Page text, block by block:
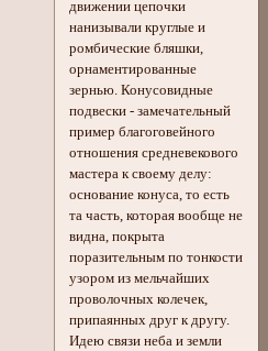
движении цепочки
нанизывали круглые и
ромбические бляшки,
орнаментированные
зернью. Конусовидные
подвески - замечательный
пример благоговейного
отношения средневекового
мастера к своему делу:
основание конуса, то есть
та часть, которая вообще не
видна, покрыта
поразительным по тонкости
узором из мельчайших
проволочных колечек,
припаянных друг к другу.
Идею связи неба и земли